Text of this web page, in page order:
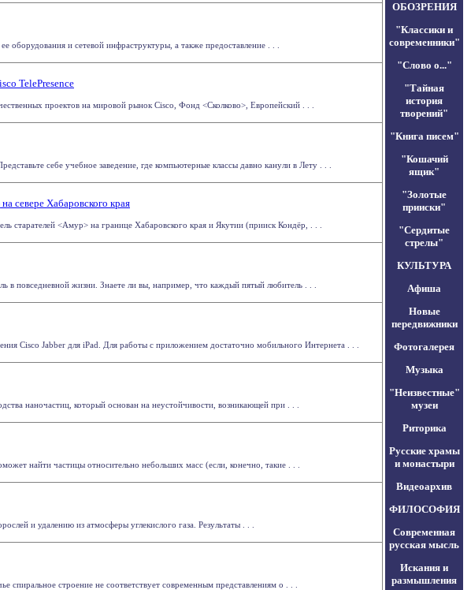
оборудования и сетевой инфраструктуры, а также предоставление . . .
TelePresence
проектов на мировой рынок Cisco, Фонд <Сколково>, Европейский . . .
себе учебное заведение, где компьютерные классы давно канули в Лету . . .
севере Хабаровского края
старателей <Амур> на границе Хабаровского края и Якутии (прииск Кондёр, . . .
в повседневной жизни. Знаете ли вы, например, что каждый пятый любитель . . .
Cisco Jabber для iPad. Для работы с приложением достаточно мобильного Интернета . . .
наночастиц, который основан на неустойчивости, возникающей при . . .
найти частицы относительно небольших масс (если, конечно, такие . . .
и удалению из атмосферы углекислого газа. Результаты . . .
строение не соответствует современным представлениям о . . .
ОБОЗРЕНИЯ
"Классики и
современники"
"Слово о..."
"Тайная
история
творений"
"Книга писем"
"Кошачий
ящик"
"Золотые
прииски"
"Сердитые
стрелы"
КУЛЬТУРА
Афиша
Новые
передвижники
Фотогалерея
Музыка
"Неизвестные"
музеи
Риторика
Русские храмы
и монастыри
Видеоархив
ФИЛОСОФИЯ
Современная
русская мысль
Искания и
размышления